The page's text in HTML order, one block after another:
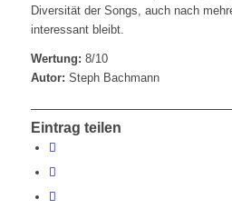
Diversität der Songs, auch nach
interessant bleibt.
Wertung: 8/10
Autor: Steph Bachmann
Eintrag teilen